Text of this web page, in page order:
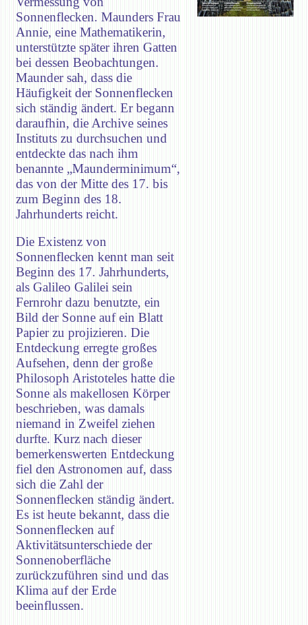
Sonnenflecken. Maunders Frau
Annie, eine Mathematikerin,
unterstützte später ihren Gatten
bei dessen Beobachtungen.
Maunder sah, dass die
Häufigkeit der Sonnenflecken
sich ständig ändert. Er begann
daraufhin, die Archive seines
Instituts zu durchsuchen und
entdeckte das nach ihm
benannte „Maunderminimum“,
das von der Mitte des 17. bis
zum Beginn des 18.
Jahrhunderts reicht.
Die Existenz von
Sonnenflecken kennt man seit
Beginn des 17. Jahrhunderts,
als Galileo Galilei sein
Fernrohr dazu benutzte, ein
Bild der Sonne auf ein Blatt
Papier zu projizieren. Die
Entdeckung erregte großes
Aufsehen, denn der große
Philosoph Aristoteles hatte die
Sonne als makellosen Körper
beschrieben, was damals
niemand in Zweifel ziehen
durfte. Kurz nach dieser
bemerkenswerten Entdeckung
fiel den Astronomen auf, dass
sich die Zahl der
Sonnenflecken ständig ändert.
Es ist heute bekannt, dass die
Sonnenflecken auf
Aktivitätsunterschiede der
Sonnenoberfläche
zurückzuführen sind und das
Klima auf der Erde
beeinflussen.